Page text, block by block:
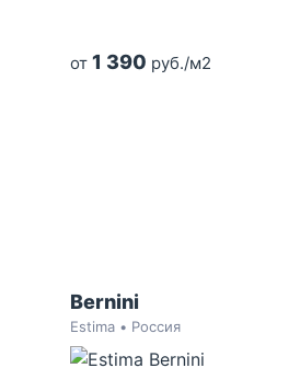
от 1 390 руб./м2
Bernini
Estima • Россия